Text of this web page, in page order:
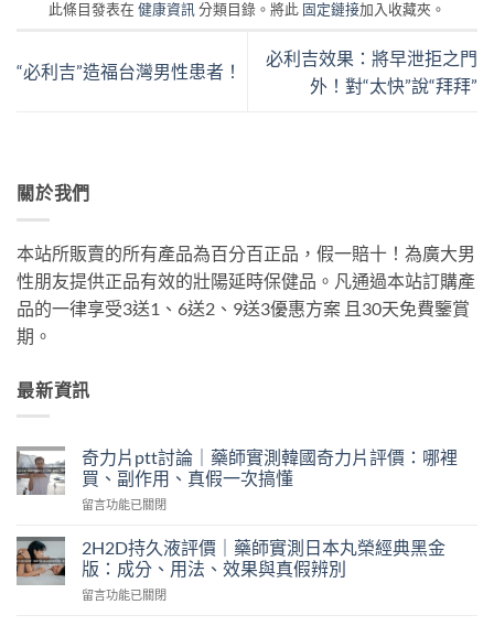
此條目發表在 健康資訊 分類目錄。將此 固定鏈接加入收藏夾。
“必利吉”造福台灣男性患者！
必利吉效果：將早泄拒之門
外！對“太快”說“拜拜”
關於我們
本站所販賣的所有產品為百分百正品，假一賠十！為廣大男
性朋友提供正品有效的壯陽延時保健品。凡通過本站訂購產
品的一律享受3送1、6送2、9送3優惠方案 且30天免費鑒賞
期。
最新資訊
奇力片ptt討論｜藥師實測韓國奇力片評價：哪裡
買、副作用、真假一次搞懂
在
力
片
ptt
討
留言功能已關閉
2H2D持久液評價｜藥師實測日本丸榮經典黑金
版：成分、用法、效果與真假辨別
在
留言功能已關閉